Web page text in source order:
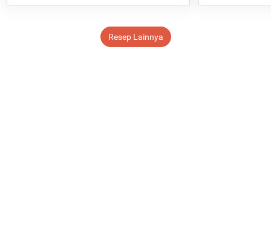
Resep Lainnya